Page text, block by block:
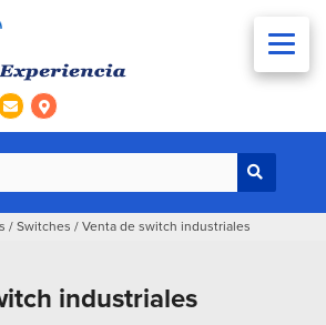
/ Switches / Venta de switch industriales
industriales